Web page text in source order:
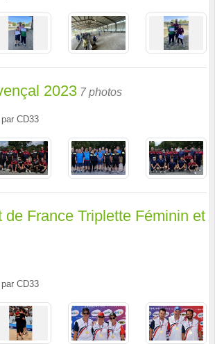
2023 7 photos
par CD33
de France Triplette Féminin et
par CD33